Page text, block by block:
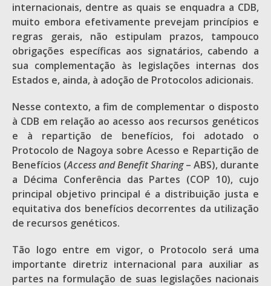
internacionais, dentre as quais se enquadra a CDB,
muito embora efetivamente prevejam princípios e
regras gerais, não estipulam prazos, tampouco
obrigações específicas aos signatários, cabendo a
sua complementação às legislações internas dos
Estados e, ainda, à adoção de Protocolos adicionais.
Nesse contexto, a fim de complementar o disposto
à CDB em relação ao acesso aos recursos genéticos
e à repartição de benefícios, foi adotado o
Protocolo de Nagoya sobre Acesso e Repartição de
Benefícios (Access and Benefit Sharing– ABS), durante
a Décima Conferência das Partes (COP 10), cujo
principal objetivo principal é a distribuição justa e
equitativa dos benefícios decorrentes da utilização
de recursos genéticos.
Tão logo entre em vigor, o Protocolo será uma
importante diretriz internacional para auxiliar as
partes na formulação de suas legislações nacionais